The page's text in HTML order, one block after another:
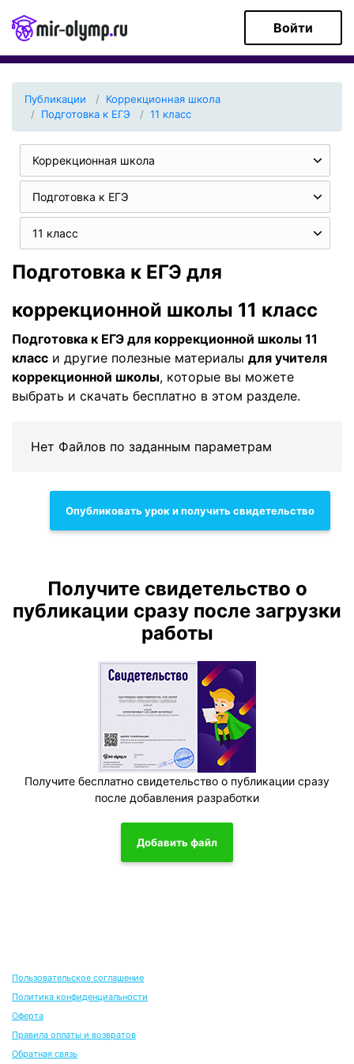
Войти
Публикации
Коррекционная школа
Подготовка к ЕГЭ
11 класс
Коррекционная школа
Подготовка к ЕГЭ
11 класс
Подготовка к ЕГЭ для
коррекционной школы 11 класс
Подготовка к ЕГЭ для коррекционной школы 11
класс и другие полезные материалы для учителя
коррекционной школы, которые вы можете
выбрать и скачать бесплатно в этом разделе.
Нет Файлов по заданным параметрам
Опубликовать урок и получить свидетельство
Получите свидетельство о
публикации сразу после загрузки
работы
Получите бесплатно свидетельство о публикации сразу
после добавления разработки
Добавить файл
Пользовательское соглашение
Политика конфиденциальности
Оферта
Правила оплаты и возвратов
Обратная связь